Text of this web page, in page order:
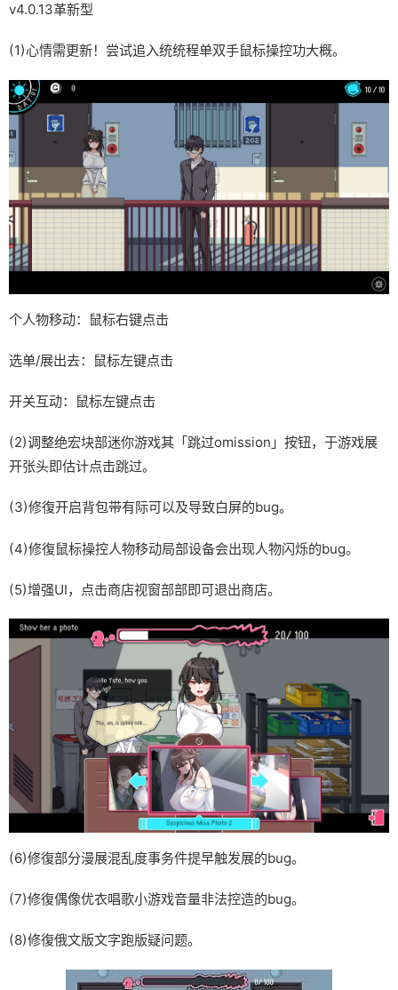
v4.0.13革新型
(1)心情需更新！尝试追入统统程单双手鼠标操控功大概。
个人物移动：鼠标右键点击
选单/展出去：鼠标左键点击
开关互动：鼠标左键点击
(2)调整绝宏块部迷你游戏其「跳过omission」按钮，于游戏展
开张头即估计点击跳过。
(3)修復开启背包带有际可以及导致白屏的bug。
(4)修復鼠标操控人物移动局部设备会出现人物闪烁的bug。
(5)增强UI，点击商店视窗部部即可退出商店。
(6)修復部分漫展混乱度事务件提早触发展的bug。
(7)修復偶像优衣唱歌小游戏音量非法控造的bug。
(8)修復俄文版文字跑版疑问题。